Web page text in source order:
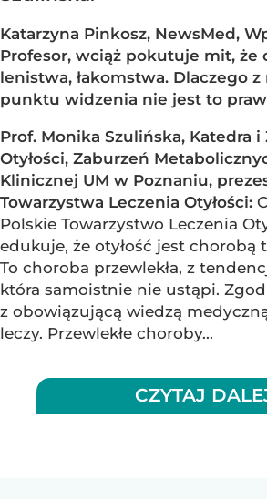
Katarzyna Pinkosz, NewsMed,
Profesor, wciąż pokutuje mit, że
lenistwa, łakomstwa. Dlaczego
punktu widzenia nie jest to
Prof. Monika Szulińska, Katedra i
Otyłości, Zaburzeń
Klinicznej UM w Poznaniu,
Towarzystwa Leczenia Otyłości:
Polskie Towarzystwo Leczenia
edukuje, że otyłość jest chorobą
To choroba przewlekła, z
która samoistnie nie ustąpi.
z obowiązującą wiedzą
leczy. Przewlekłe choroby...
CZYTAJ